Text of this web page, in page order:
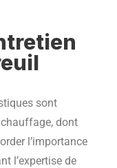
sont
dont
l’importance
l’expertise de